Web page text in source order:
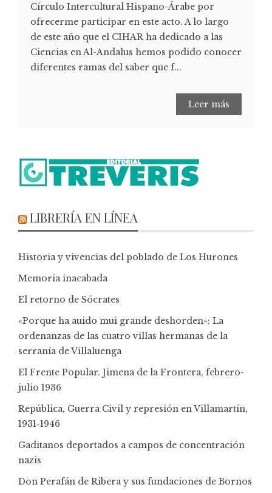
Círculo Intercultural Hispano-Árabe por
ofrecerme participar en este acto. A lo largo
de este año que el CIHAR ha dedicado a las
Ciencias en Al-Andalus hemos podido conocer
diferentes ramas del saber que f...
Leer más
LIBRERÍA EN LÍNEA
Historia y vivencias del poblado de Los Hurones
Memoria inacabada
El retorno de Sócrates
«Porque ha auido mui grande deshorden»: La
ordenanzas de las cuatro villas hermanas de la
serranía de Villaluenga
El Frente Popular. Jimena de la Frontera, febrero-
julio 1936
República, Guerra Civil y represión en Villamartín,
1931-1946
Gaditanos deportados a campos de concentración
nazis
Don Perafán de Ribera y sus fundaciones de Bornos